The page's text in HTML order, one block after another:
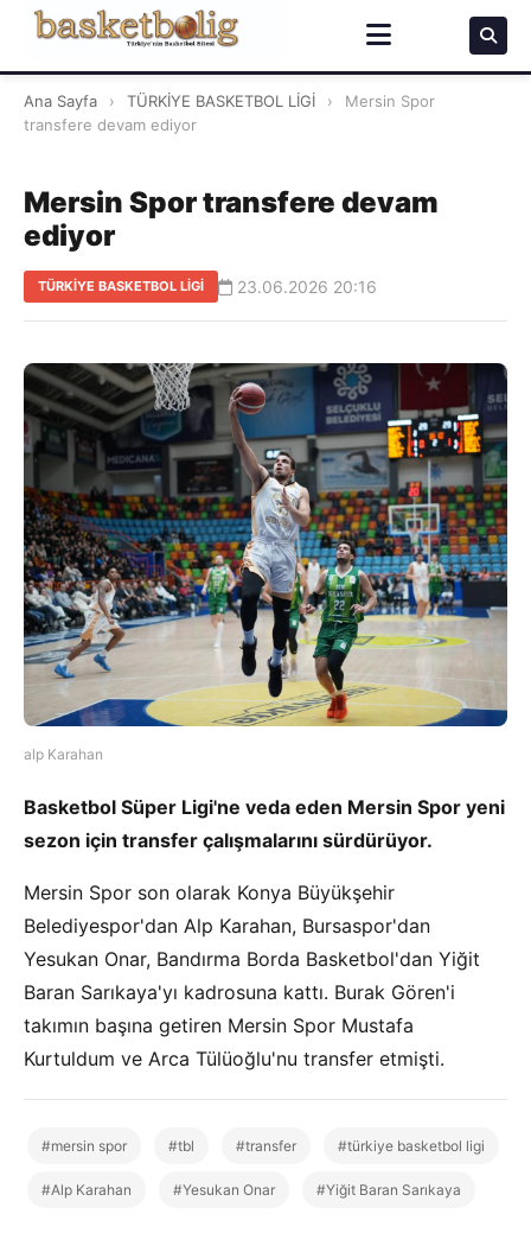
Ana Sayfa › TÜRKİYE BASKETBOL LİGİ ›
Mersin Spor
transfere devam ediyor
Mersin Spor transfere devam
ediyor
TÜRKİYE BASKETBOL LİGİ 23.06.2026 20:16
alp Karahan
Basketbol Süper Ligi'ne veda eden Mersin Spor yeni
sezon için transfer çalışmalarını sürdürüyor.
Mersin Spor son olarak Konya Büyükşehir
Belediyespor'dan Alp Karahan, Bursaspor'dan
Yesukan Onar, Bandırma Borda Basketbol'dan Yiğit
Baran Sarıkaya'yı kadrosuna kattı. Burak Gören'i
takımın başına getiren Mersin Spor Mustafa
Kurtuldum ve Arca Tülüoğlu'nu transfer etmişti.
#mersin spor #tbl #transfer #türkiye basketbol ligi
#Alp Karahan #Yesukan Onar #Yiğit Baran Sarıkaya